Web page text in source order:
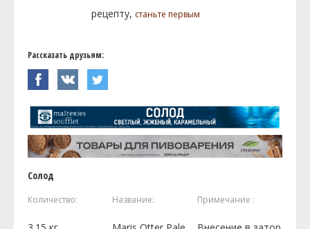
рецепту, станьте первым
Рассказать друзьям:
Солод
Количество: Название: Примечание :